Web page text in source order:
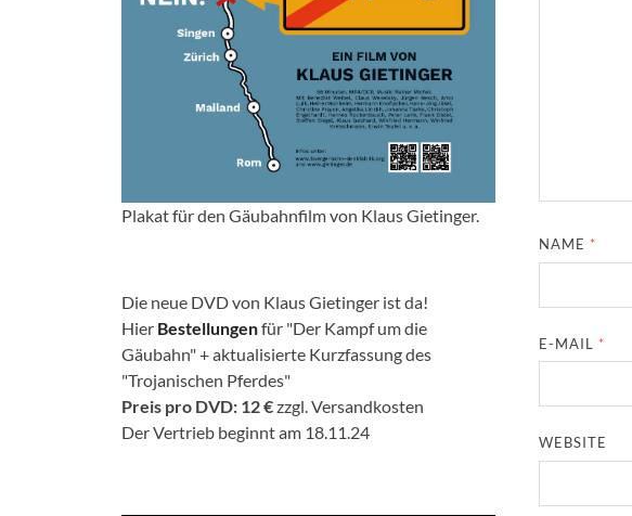
NAME *
E-MAIL *
WEBSITE
Plakat für den Gäubahnfilm von Klaus Gietinger.
Die neue DVD von Klaus Gietinger ist da!
Hier Bestellungenfür "Der Kampf um die
Gäubahn" + aktualisierte Kurzfassung des
"Trojanischen Pferdes"
Preis pro DVD: 12 €zzgl. Versandkosten
Der Vertrieb beginnt am 18.11.24